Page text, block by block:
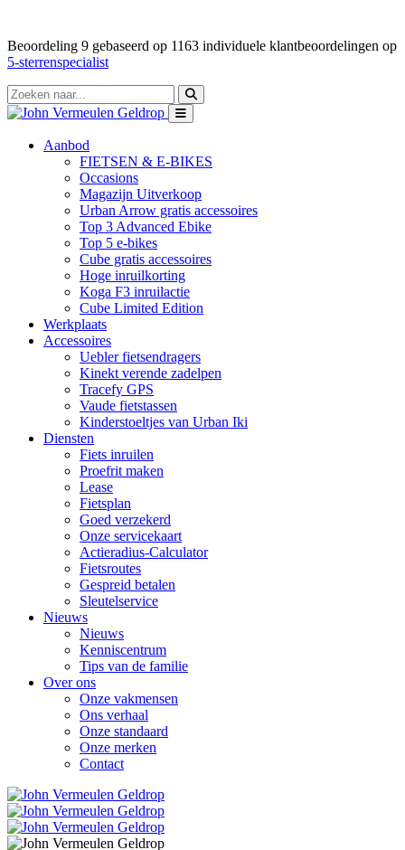
Beoordeling 9 gebaseerd op 1163 individuele klantbeoordelingen op
5-sterrenspecialist
Aanbod
FIETSEN & E-BIKES
Occasions
Magazijn Uitverkoop
Urban Arrow gratis accessoires
Top 3 Advanced Ebike
Top 5 e-bikes
Cube gratis accessoires
Hoge inruilkorting
Koga F3 inruilactie
Cube Limited Edition
Werkplaats
Accessoires
Uebler fietsendragers
Kinekt verende zadelpen
Tracefy GPS
Vaude fietstassen
Kinderstoeltjes van Urban Iki
Diensten
Fiets inruilen
Proefrit maken
Lease
Fietsplan
Goed verzekerd
Onze servicekaart
Actieradius-Calculator
Fietsroutes
Gespreid betalen
Sleutelservice
Nieuws
Nieuws
Kenniscentrum
Tips van de familie
Over ons
Onze vakmensen
Ons verhaal
Onze standaard
Onze merken
Contact